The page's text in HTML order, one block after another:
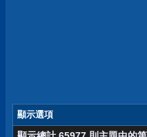
顯示選項